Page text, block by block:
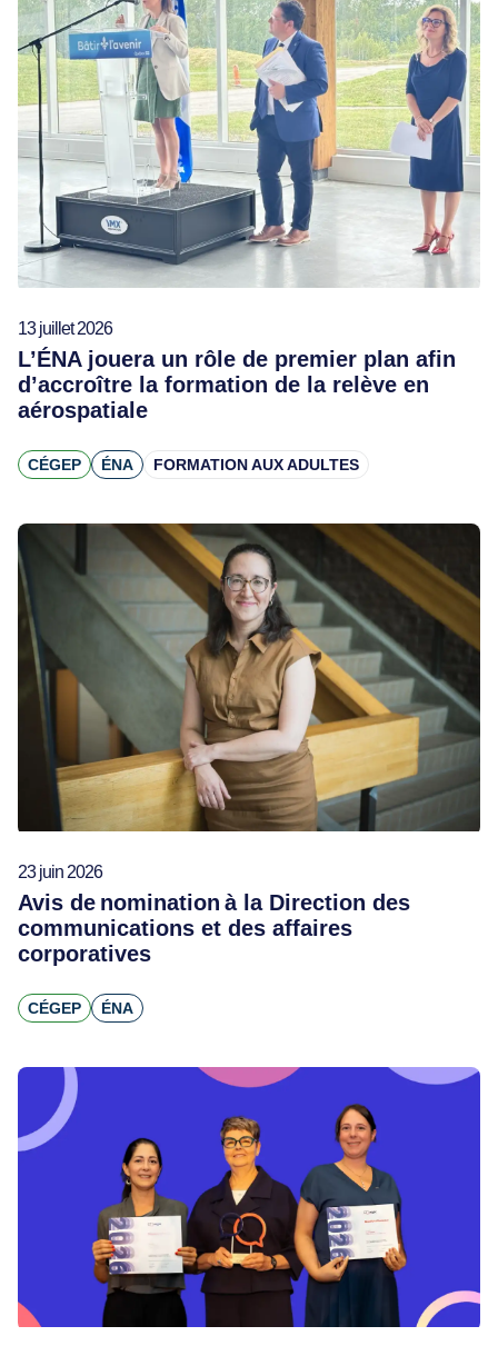
13 juillet 2026
L’ÉNA jouera un rôle de premier plan afin
d’accroître la formation de la relève en
aérospatiale
CÉGEP ÉNA FORMATION AUX ADULTES
23 juin 2026
Avis de nomination à la Direction des
communications et des affaires
corporatives
CÉGEP ÉNA